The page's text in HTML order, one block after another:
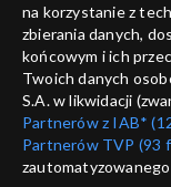
informacje o
na korzystanie z
zbierania danych,
końcowym i ich
Twoich danych
S.A. w likwidacji
Partnerów z IAB*
Partnerów TVP (93